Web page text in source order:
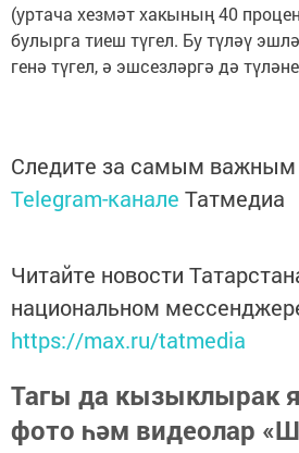
(уртача хезмәт хакының 40
булырга тиеш түгел. Бу түләү
генә түгел, ә эшсезләргә дә
Следите за самым важным
Telegram-канале Татмедиа
Читайте новости
национальном
https://max.ru/tatmedia
Тагы да кызыклырак
фото һәм видеолар